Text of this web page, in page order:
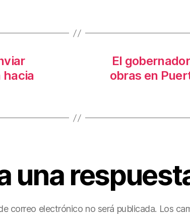
hacia
El
obras en
una
correo electrónico no será publicada. Los